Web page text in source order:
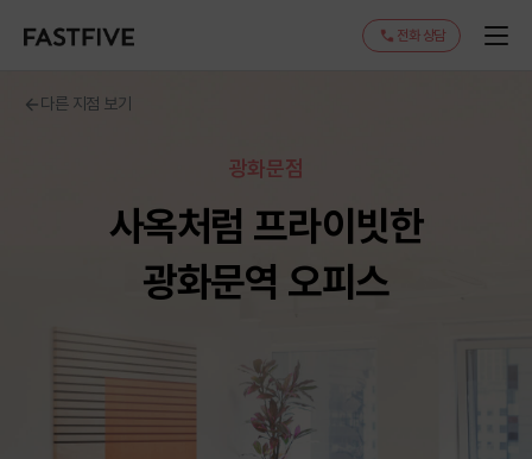
전화 상담
다른 지점 보기
광화문점
사옥처럼 프라이빗한
광화문역 오피스